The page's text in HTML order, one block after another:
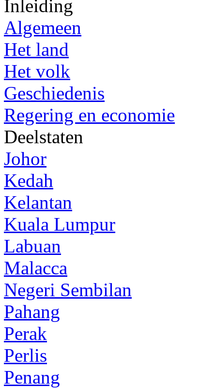
Inleiding
Algemeen
Het land
Het volk
Geschiedenis
Regering en economie
Deelstaten
Johor
Kedah
Kelantan
Kuala Lumpur
Labuan
Malacca
Negeri Sembilan
Pahang
Perak
Perlis
Penang